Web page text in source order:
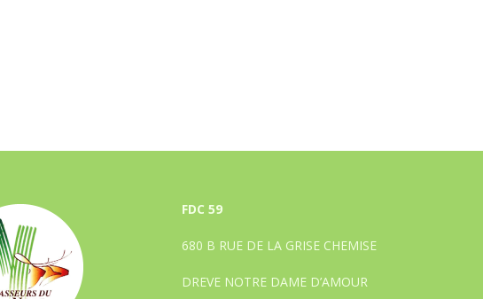
FDC 59
680 B RUE DE LA GRISE CHEMISE
DREVE NOTRE DAME D’AMOUR